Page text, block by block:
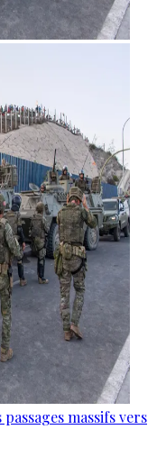
massifs vers